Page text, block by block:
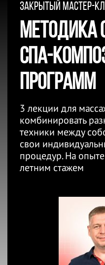
Закрытый мастер-
Методика
спа-
программ
3 лекции для
комбинировать
техники между
свои
процедур. На
летним стажем